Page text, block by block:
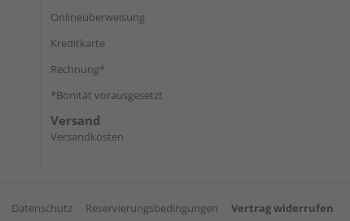
Onlineüberweisung
Kreditkarte
Rechnung*
*Bonität vorausgesetzt
Versand
Versandkosten
Datenschutz Reservierungsbedingungen Vertrag widerrufen